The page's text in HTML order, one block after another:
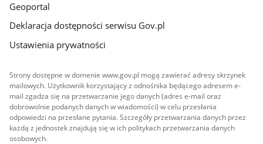
Geoportal
Deklaracja dostępności serwisu Gov.pl
Ustawienia prywatności
Strony dostępne w domenie www.gov.pl mogą zawierać adresy skrzynek
mailowych. Użytkownik korzystający z odnośnika będącego adresem e-
mail zgadza się na przetwarzanie jego danych (adres e-mail oraz
dobrowolnie podanych danych w wiadomości) w celu przesłania
odpowiedzi na przesłane pytania. Szczegóły przetwarzania danych przez
każdą z jednostek znajdują się w ich politykach przetwarzania danych
osobowych.